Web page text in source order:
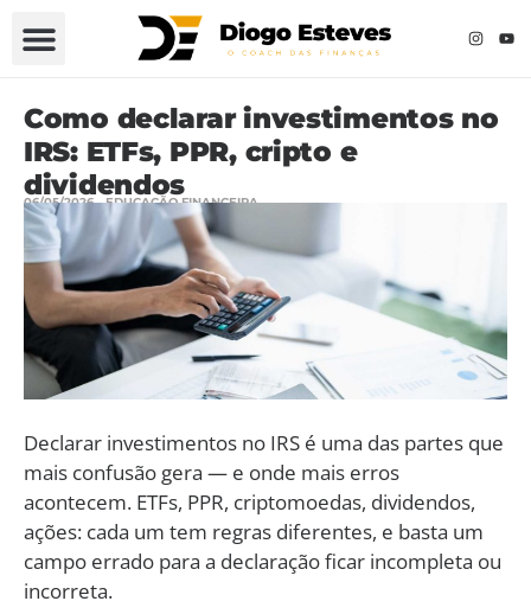
Como declarar investimentos no
IRS: ETFs, PPR, cripto e
dividendos
06/05/2026 EDUCAÇÃO FINANCEIRA
Declarar investimentos no IRS é uma das partes que
mais confusão gera — e onde mais erros
acontecem. ETFs, PPR, criptomoedas, dividendos,
ações: cada um tem regras diferentes, e basta um
campo errado para a declaração ficar incompleta ou
incorreta.